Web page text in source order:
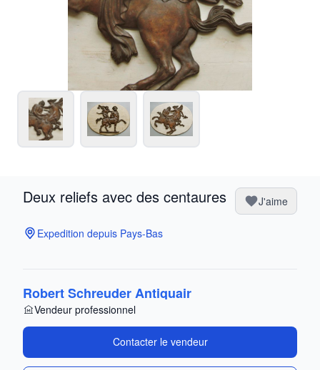
Deux reliefs avec des centaures J'aime
Expedition depuis Pays-Bas
Robert Schreuder Antiquair
Vendeur professionnel
Contacter le vendeur